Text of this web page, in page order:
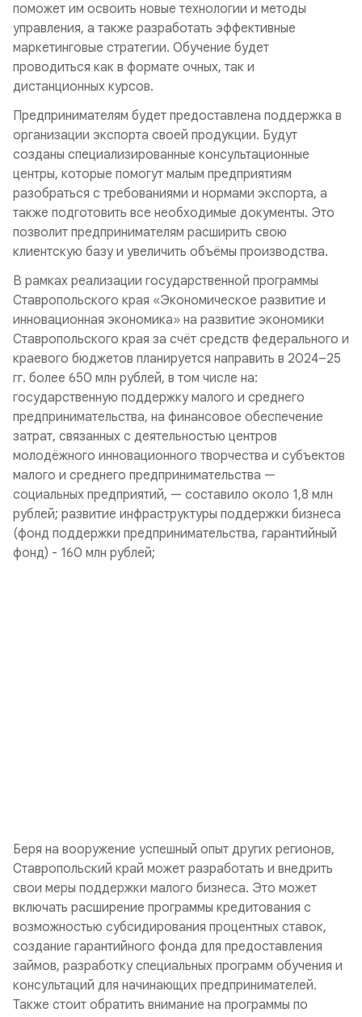
поможет им освоить новые технологии и методы
управления, а также разработать эффективные
маркетинговые стратегии. Обучение будет
проводиться как в формате очных, так и
дистанционных курсов.
Предпринимателям будет предоставлена поддержка в
организации экспорта своей продукции. Будут
созданы специализированные консультационные
центры, которые помогут малым предприятиям
разобраться с требованиями и нормами экспорта, а
также подготовить все необходимые документы. Это
позволит предпринимателям расширить свою
клиентскую базу и увеличить объёмы производства.
В рамках реализации государственной программы
Ставропольского края «Экономическое развитие и
инновационная экономика» на развитие экономики
Ставропольского края за счёт средств федерального и
краевого бюджетов планируется направить в 2024–25
гг. более 650 млн рублей, в том числе на:
государственную поддержку малого и среднего
предпринимательства, на финансовое обеспечение
затрат, связанных с деятельностью центров
молодёжного инновационного творчества и субъектов
малого и среднего предпринимательства —
социальных предприятий, — составило около 1,8 млн
рублей; развитие инфраструктуры поддержки бизнеса
(фонд поддержки предпринимательства, гарантийный
фонд) - 160 млн рублей;
Беря на вооружение успешный опыт других регионов,
Ставропольский край может разработать и внедрить
свои меры поддержки малого бизнеса. Это может
включать расширение программы кредитования с
возможностью субсидирования процентных ставок,
создание гарантийного фонда для предоставления
займов, разработку специальных программ обучения и
консультаций для начинающих предпринимателей.
Также стоит обратить внимание на программы по